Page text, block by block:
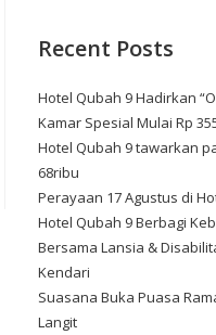
Recent Posts
Hotel Qubah 9 Hadirkan
Kamar Spesial Mulai Rp
Hotel Qubah 9 tawarkan
68ribu
Perayaan 17 Agustus di
Hotel Qubah 9 Berbagi
Bersama Lansia &
Kendari
Suasana Buka Puasa
Langit